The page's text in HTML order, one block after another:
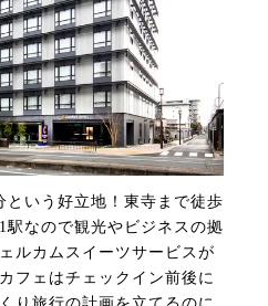
という好立地！東寺まで徒歩
駅なので観光やビジネスの拠
ルカムスイーツサービスが
フェはチェックイン前後に